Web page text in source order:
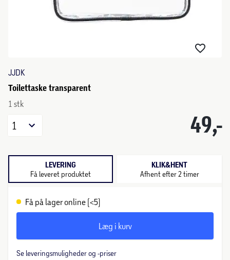
JJDK
Toilettaske transparent
1 stk
49,-
1
LEVERING
Få leveret produktet
KLIK&HENT
Afhent efter 2 timer
Få på lager online (<5)
Læg i kurv
Se leveringsmuligheder og -priser